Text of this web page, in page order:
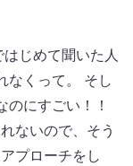
じめて聞いた人
なくって。 そし
のにすごい！！
ないので、そう
プローチをし